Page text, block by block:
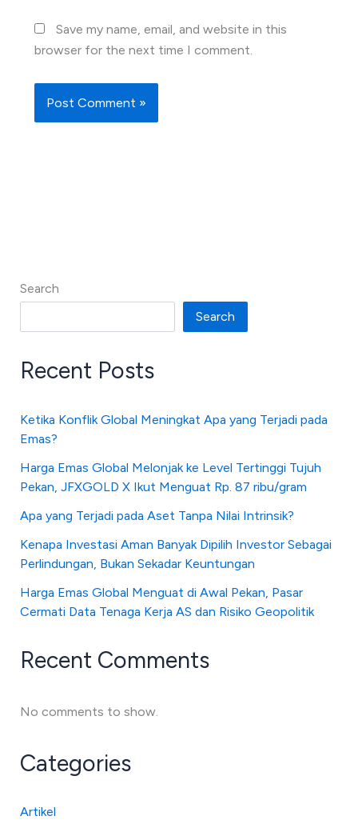
Save my name, email, and website in this
browser for the next time I comment.
Search
Search
Recent Posts
Ketika Konflik Global Meningkat Apa yang Terjadi pada
Emas?
Harga Emas Global Melonjak ke Level Tertinggi Tujuh
Pekan, JFXGOLD X Ikut Menguat Rp. 87 ribu/gram
Apa yang Terjadi pada Aset Tanpa Nilai Intrinsik?
Kenapa Investasi Aman Banyak Dipilih Investor Sebagai
Perlindungan, Bukan Sekadar Keuntungan
Harga Emas Global Menguat di Awal Pekan, Pasar
Cermati Data Tenaga Kerja AS dan Risiko Geopolitik
Recent Comments
No comments to show.
Categories
Artikel